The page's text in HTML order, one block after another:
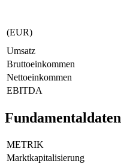
(EUR)
Umsatz
Bruttoeinkommen
Nettoeinkommen
EBITDA
Fundamentaldaten
METRIK
Marktkapitalisierung